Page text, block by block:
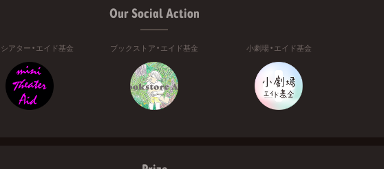
Our Social Action
アター・エイド基金 ブックストア・エイド基金 小劇場・エイド基金